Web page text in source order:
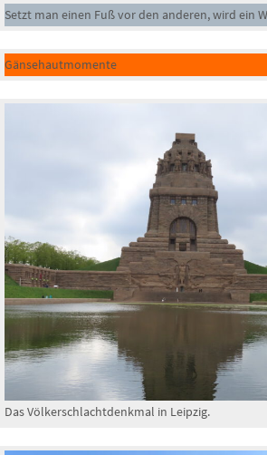
Setzt man einen Fuß vor den anderen, wird ein
Gänsehautmomente
Das Völkerschlachtdenkmal in Leipzig.